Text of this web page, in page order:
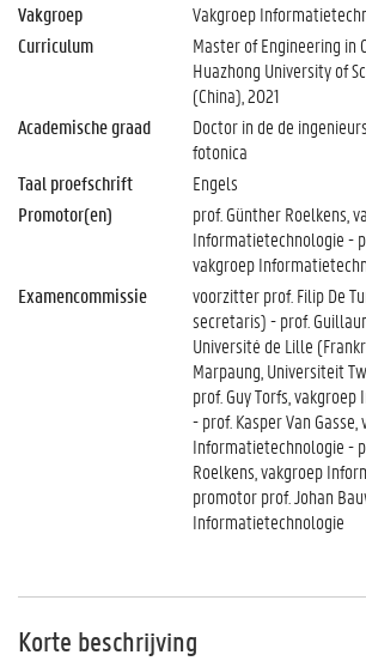
Vakgroep
Vakgroep
Curriculum
Master of Engineering in
Huazhong University of
(China), 2021
Academische graad
Doctor in de de
fotonica
Taal proefschrift
Engels
Promotor(en)
prof. Günther Roelkens,
Informatietechnologie -
vakgroep
Examencommissie
voorzitter prof. Filip De
secretaris) - prof.
Université de Lille
Marpaung, Universiteit
prof. Guy Torfs,
- prof. Kasper Van Gasse,
Informatietechnologie -
Roelkens, vakgroep
promotor prof. Johan
Informatietechnologie
Korte beschrijving